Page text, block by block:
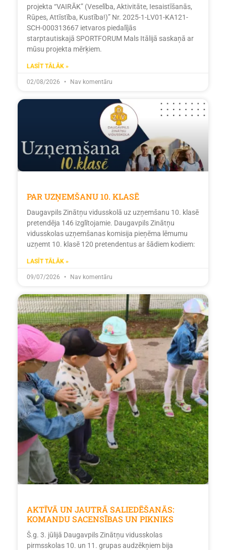
projekta “VAIRĀK” (Veselība, Aktivitāte, Iesaistīšanās,
Rūpes, Attīstība, Kustība!)” Nr. 2025-1-LV01-KA121-
SCH-000313667 ietvaros piedalījās
starptautiskajā SPORTFORUM Mals Itālijā saskaņā ar
mūsu projekta mērķiem.
LASĪT TĀLĀK »
02/08/2026 Nav komentāru
PAR UZŅEMŠANU 10. KLASĒ
Daugavpils Zinātņu vidusskolā uz uzņemšanu 10. klasē
pretendēja 146 izglītojamie. Daugavpils Zinātņu
vidusskolas uzņemšanas komisija pieņēma lēmumu
uzņemt 10. klasē 120 pretendentus ar šādiem kodiem:
LASĪT TĀLĀK »
09/07/2026 Nav komentāru
AKTĪVĀ UN JAUTRĀ SALIEDĒŠANĀS:
KOMANDU SACENSĪBAS UN PIKNIKS
Š.g. 3. jūlijā Daugavpils Zinātņu vidusskolas
pirmsskolas 10. un 11. grupas audzēkņiem bija